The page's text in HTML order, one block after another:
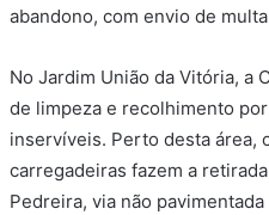
abandono, com envio de
No Jardim União da Vitória, a
de limpeza e recolhimento
inservíveis. Perto desta área,
carregadeiras fazem a
Pedreira, via não